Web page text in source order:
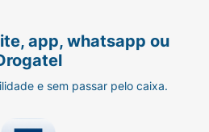
app, whatsapp ou
e sem passar pelo caixa.